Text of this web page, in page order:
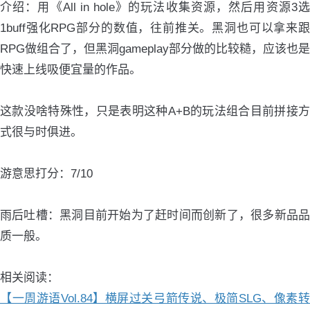
介绍：用《All in hole》的玩法收集资源，然后用资源3选
1buff强化RPG部分的数值，往前推关。黑洞也可以拿来跟
RPG做组合了，但黑洞gameplay部分做的比较糙，应该也是
快速上线吸便宜量的作品。
这款没啥特殊性，只是表明这种A+B的玩法组合目前拼接方
式很与时俱进。
游意思打分：7/10
雨后吐槽：黑洞目前开始为了赶时间而创新了，很多新品品
质一般。
相关阅读：
【一周游语Vol.84】横屏过关弓箭传说、极简SLG、像素转